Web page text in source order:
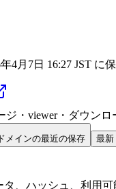
年4月7日 16:27 JST
ジ・viewer・ダウン
メインの最近の保存 最新
、ハッシュ、利用